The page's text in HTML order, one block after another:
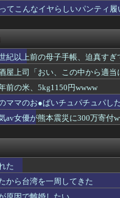
奈子さん、ヱチ度がレベチ
、終わるｗｗｗｗｗ
ターで働いた結果ｗｗｗｗｗｗ
ってこんなイヤらしいパンティ
紀以上前の母子手帳、迫真すぎ
屋上司「おい、この中から適
前の米、5kg1150円wwww
ママのお●ぱいチュパチュパし
av女優が熊本震災に300万寄付
た
から台湾を一周してきた